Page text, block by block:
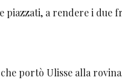
a rendere i due
portò Ulisse alla